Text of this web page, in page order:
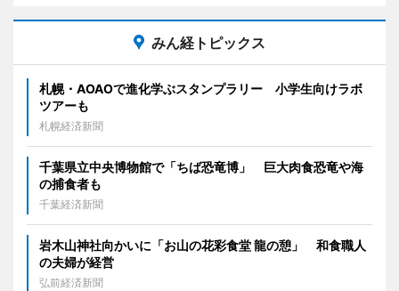
みん経トピックス
札幌・AOAOで進化学ぶスタンプラリー 小学生向けラボ
ツアーも
札幌経済新聞
千葉県立中央博物館で「ちば恐竜博」 巨大肉食恐竜や海
の捕食者も
千葉経済新聞
岩木山神社向かいに「お山の花彩食堂 龍の憩」 和食職人
の夫婦が経営
弘前経済新聞